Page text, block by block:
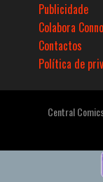
Publicidade
Colabora
Contactos
Política de
Central